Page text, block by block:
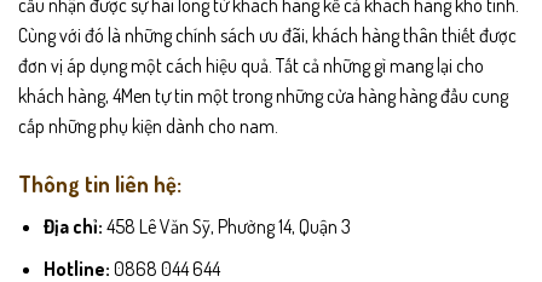
cầu nhận được sự hài lòng từ khách hàng kể cả khách hàng khó tính.
Cùng với đó là những chính sách ưu đãi, khách hàng thân thiết được
đơn vị áp dụng một cách hiệu quả. Tất cả những gì mang lại cho
khách hàng, 4Men tự tin một trong những cửa hàng hàng đầu cung
cấp những phụ kiện dành cho nam.
Thông tin liên hệ:
Địa chỉ: 458 Lê Văn Sỹ, Phường 14, Quận 3
Hotline: 0868 044 644